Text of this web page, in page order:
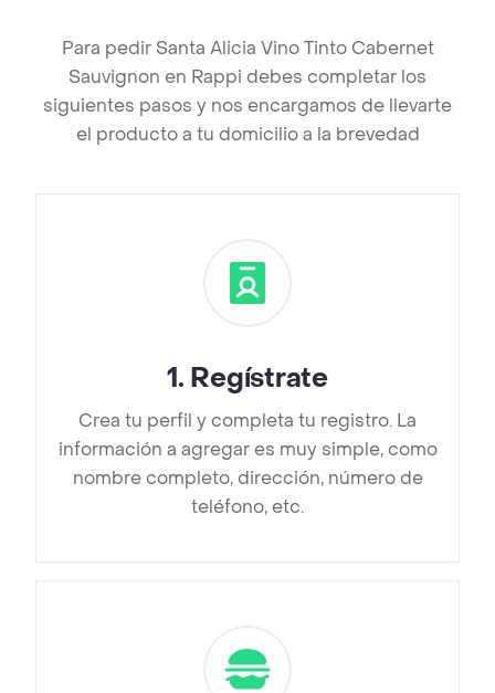
Para pedir Santa Alicia Vino Tinto Cabernet
Sauvignon en Rappi debes completar los
siguientes pasos y nos encargamos de llevarte
el producto a tu domicilio a la brevedad
1. Regístrate
Crea tu perfil y completa tu registro. La
información a agregar es muy simple, como
nombre completo, dirección, número de
teléfono, etc.